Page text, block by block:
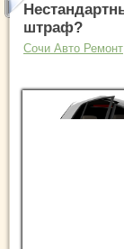
штраф?
Сочи Авто Ремонт